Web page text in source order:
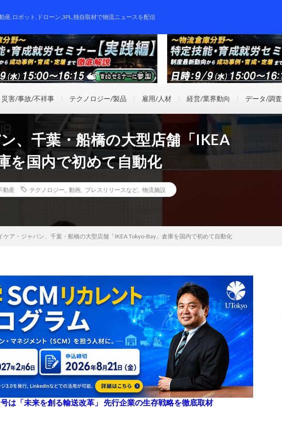
産,ロボット,ドローン,3PL,独自取材で物流ニュースを配信
災害/事故/不祥事 テクノロジー/製品 雇用/人材 経営/業界動向 データ/調査
、千葉・船橋の大型店舗「IKEA
を国内で初めて自動化
動産 テクノロジー 動画 プレスリリースなど 物流施設
ケア・ジャパン、千葉・船橋の大型店舗「IKEA Tokyo-Bay」倉庫を国内で初めて自動化
は「未来を創る輸送改革」 先行企業の生存戦略を徹底取材